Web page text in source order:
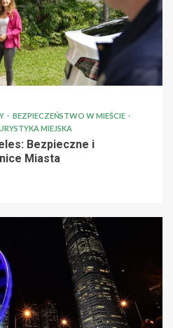
BEZPIECZEŃSTWO W MIEŚCIE
MIEJSKA
Bezpieczne i
Miasta